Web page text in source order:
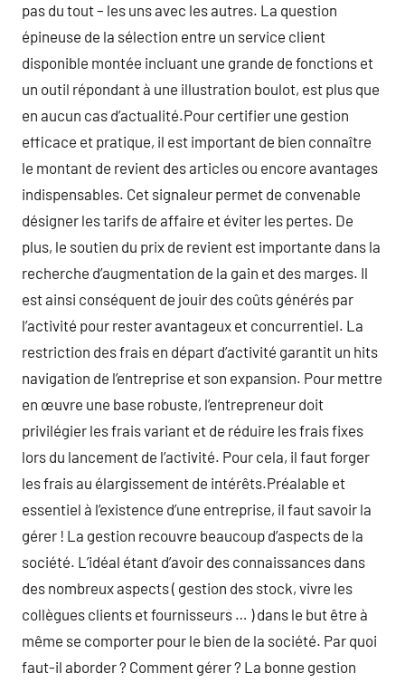
pas du tout – les uns avec les autres. La question
épineuse de la sélection entre un service client
disponible montée incluant une grande de fonctions et
un outil répondant à une illustration boulot, est plus que
en aucun cas d’actualité.Pour certifier une gestion
efficace et pratique, il est important de bien connaître
le montant de revient des articles ou encore avantages
indispensables. Cet signaleur permet de convenable
désigner les tarifs de affaire et éviter les pertes. De
plus, le soutien du prix de revient est importante dans la
recherche d’augmentation de la gain et des marges. Il
est ainsi conséquent de jouir des coûts générés par
l’activité pour rester avantageux et concurrentiel. La
restriction des frais en départ d’activité garantit un hits
navigation de l’entreprise et son expansion. Pour mettre
en œuvre une base robuste, l’entrepreneur doit
privilégier les frais variant et de réduire les frais fixes
lors du lancement de l’activité. Pour cela, il faut forger
les frais au élargissement de intérêts.Préalable et
essentiel à l’existence d’une entreprise, il faut savoir la
gérer ! La gestion recouvre beaucoup d’aspects de la
société. L’idéal étant d’avoir des connaissances dans
des nombreux aspects ( gestion des stock, vivre les
collègues clients et fournisseurs … ) dans le but être à
même se comporter pour le bien de la société. Par quoi
faut-il aborder ? Comment gérer ? La bonne gestion